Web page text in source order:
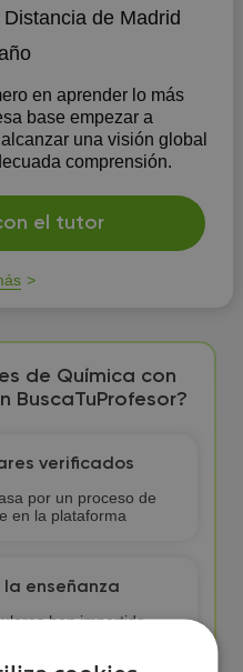
de Madrid
en aprender lo más
base empezar a
una visión global
comprensión.
el tutor
de Química con
BuscaTuProfesor?
verificados
por un proceso de
en la plataforma
la enseñanza
han impartido